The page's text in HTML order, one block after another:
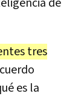
tres
es la